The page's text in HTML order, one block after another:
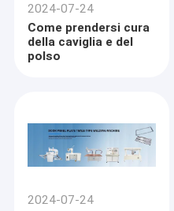
2024-07-24
Come prendersi cura
della caviglia e del
polso
2024-07-24